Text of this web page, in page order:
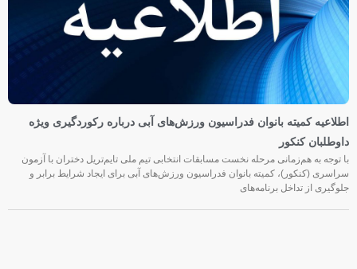
اطلاعیه کمیته بانوان فدراسیون ورزش‌های آبی درباره رکوردگیری ویژه
داوطلبان کنکور
با توجه به هم‌زمانی مرحله نخست مسابقات انتخابی تیم ملی تایم‌تریل دختران با آزمون
سراسری (کنکور)، کمیته بانوان فدراسیون ورزش‌های آبی برای ایجاد شرایط برابر و
جلوگیری از تداخل برنامه‌های